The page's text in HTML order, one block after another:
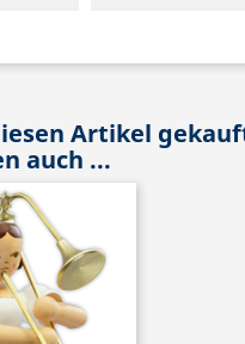
Artikel
auch ...